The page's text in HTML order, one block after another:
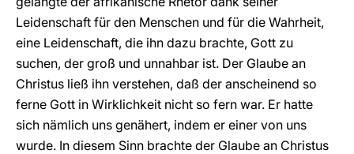
Leidenschaft für den Menschen und für die Wahrheit,
eine Leidenschaft, die ihn dazu brachte, Gott zu
suchen, der groß und unnahbar ist. Der Glaube an
Christus ließ ihn verstehen, daß der anscheinend so
ferne Gott in Wirklichkeit nicht so fern war. Er hatte
sich nämlich uns genähert, indem er einer von uns
wurde. In diesem Sinn brachte der Glaube an Christus